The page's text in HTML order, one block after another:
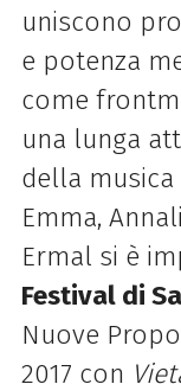
uniscono
e potenza
come
una lunga
della musica
Emma,
Ermal si è
Festival di
Nuove
2017 con